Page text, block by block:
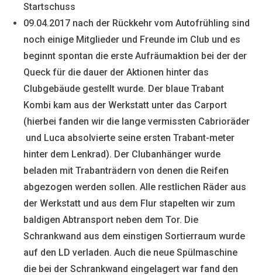
Startschuss
09.04.2017 nach der Rückkehr vom Autofrühling sind
noch einige Mitglieder und Freunde im Club und es
beginnt spontan die erste Aufräumaktion bei der der
Queck für die dauer der Aktionen hinter das
Clubgebäude gestellt wurde. Der blaue Trabant
Kombi kam aus der Werkstatt unter das Carport
(hierbei fanden wir die lange vermissten Cabrioräder
und Luca absolvierte seine ersten Trabant-meter
hinter dem Lenkrad). Der Clubanhänger wurde
beladen mit Trabanträdern von denen die Reifen
abgezogen werden sollen. Alle restlichen Räder aus
der Werkstatt und aus dem Flur stapelten wir zum
baldigen Abtransport neben dem Tor. Die
Schrankwand aus dem einstigen Sortierraum wurde
auf den LD verladen. Auch die neue Spülmaschine
die bei der Schrankwand eingelagert war fand den